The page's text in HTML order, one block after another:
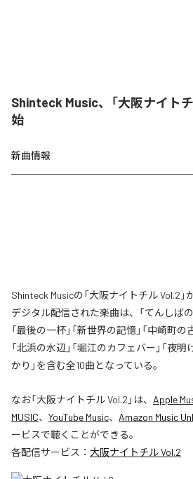
Shinteck Music、「大阪ナイト
始
新曲情報
Shinteck Musicの「大阪ナイトチル Vol.2
デジタル配信された楽曲は、「てんしばの
「最後の一杯」「新世界の記憶」「中崎町の
「北浜の水辺」「堀江のカフェバー」「夜
かり」を含む全10曲となっている。
なお「大阪ナイトチル Vol.2 」は、 Apple
MUSIC、 YouTube Music、 Amazon Music
ービスで聴くことができる。
各配信サービス： 大阪ナイトチル Vol.2